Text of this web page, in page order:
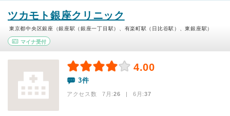
ツカモト銀座クリニック
東京都中央区銀座（銀座駅（銀座一丁目駅）、有楽町駅（日比谷駅）、東銀座駅）
マイナ受付
4.00
3件
アクセス数 7月:26 | 6月:37